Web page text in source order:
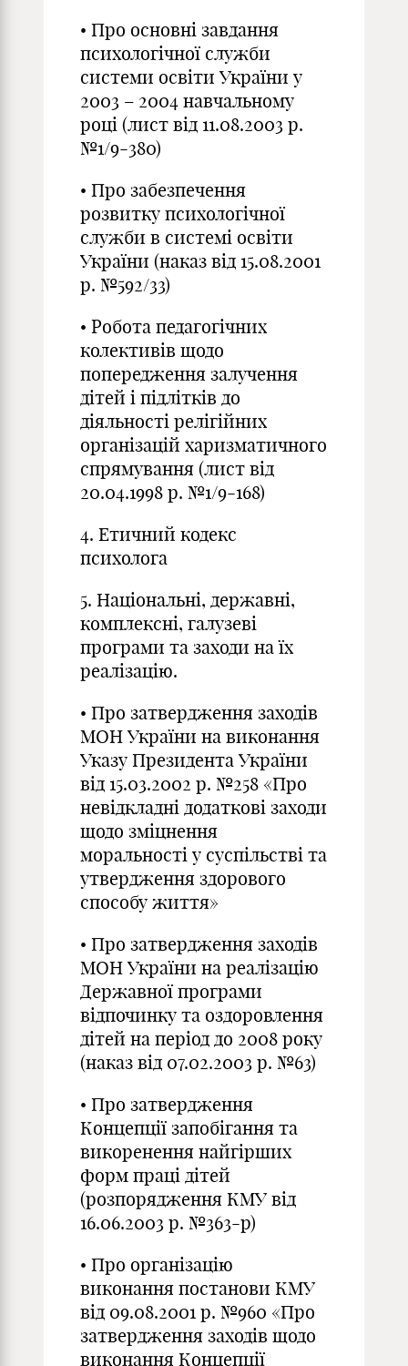
• Про основні завдання
психологічної служби
системи освіти України у
2003 – 2004 навчальному
році (лист від 11.08.2003 р.
№1/9-380)
• Про забезпечення
розвитку психологічної
служби в системі освіти
України (наказ від 15.08.2001
р. №592/33)
• Робота педагогічних
колективів щодо
попередження залучення
дітей і підлітків до
діяльності релігійних
організацій харизматичного
спрямування (лист від
20.04.1998 р. №1/9-168)
4. Етичний кодекс
психолога
5. Національні, державні,
комплексні, галузеві
програми та заходи на їх
реалізацію.
• Про затвердження заходів
МОН України на виконання
Указу Президента України
від 15.03.2002 р. №258 «Про
невідкладні додаткові заходи
щодо зміцнення
моральності у суспільстві та
утвердження здорового
способу життя»
• Про затвердження заходів
МОН України на реалізацію
Державної програми
відпочинку та оздоровлення
дітей на період до 2008 року
(наказ від 07.02.2003 р. №63)
• Про затвердження
Концепції запобігання та
викоренення найгірших
форм праці дітей
(розпорядження КМУ від
16.06.2003 р. №363-р)
• Про організацію
виконання постанови КМУ
від 09.08.2001 р. №960 «Про
затвердження заходів щодо
виконання Концепції